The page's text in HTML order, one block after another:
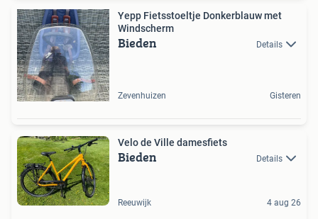
Yepp Fietsstoeltje Donkerblauw met
Windscherm
Bieden Details
Zevenhuizen Gisteren
Velo de Ville damesfiets
Bieden Details
Reeuwijk 4 aug 26